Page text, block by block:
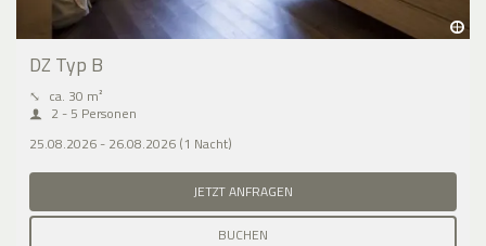
DZ Typ B
⤡ ca. 30 m²
2 - 5 Personen
25.08.2026 - 26.08.2026 (1 Nacht)
JETZT ANFRAGEN
BUCHEN